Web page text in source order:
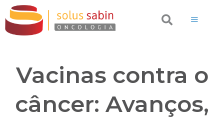
para
conteúdo
Search
Vacinas contra o
câncer: Avanços,